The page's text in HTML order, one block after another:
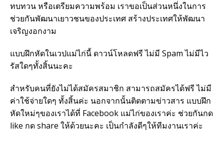
ทบทวน หรือเตรียมความพร้อม เราขอเป็นส่วนหนึ่งในการ
ช่วยกันพัฒนาเยาวชนของประเทศ สร้างประเทศให้พัฒนา
เจริญงอกงาม
แบบฝึกหัดในเวปแม่ไก่นี้ ดาวน์โหลดฟรี ไม่มี Spam ไม่มีไว
รัสใดๆทั้งสิ้นนะคะ
สำหรับคนที่ยังไม่ได้สมัครสมาชิก สามารถสมัครได้ฟรี ไม่มี
ค่าใช้จ่ายใดๆ ทั้งสิ้นค่ะ นอกจากนั้นติดตามข่าวสาร แบบฝึก
หัดใหม่ๆของเราได้ที่ Facebook แม่ไก่ของเราค่ะ ช่วยกันกด
like กด share ให้ด้วยนะคะ เป็นกำลังดีๆให้ทีมงานเราค่ะ